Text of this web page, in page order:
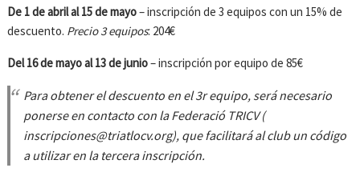
De 1 de abril al 15 de mayo– inscripción de 3 equipos con un 15% de
descuento. Precio 3 equipos: 204€
Del 16 de mayo al 13 de junio– inscripción por equipo de 85€
Para obtener el descuento en el 3r equipo, será necesario
ponerse en contacto con la Federació TRICV (
inscripciones@triatlocv.org), que facilitará al club un código
a utilizar en la tercera inscripción.